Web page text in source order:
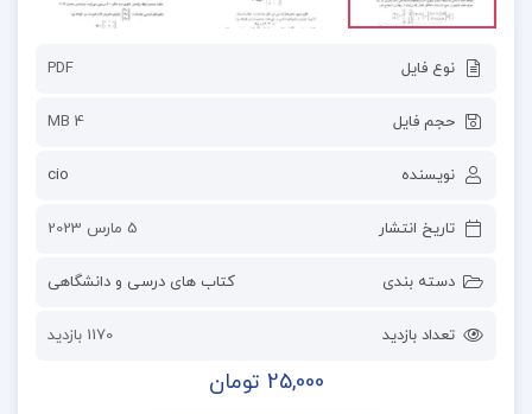
نوع فایل PDF
حجم فایل 4 MB
نویسنده cio
تاریخ انتشار 5 مارس 2023
دسته بندی کتاب های درسی و دانشگاهی
تعداد بازدید 1170 بازدید
25,000 تومان